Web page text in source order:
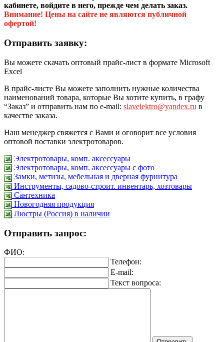
кабинете, войдите в него, прежде чем делать заказ.
Внимание! Цены на сайте не являются публичной
офертой!
Отправить заявку:
Вы можете скачать оптовый прайс-лист в формате Microsoft
Excel
В прайс-листе Вы можете заполнить нужные количества
наименований товара, которые Вы хотите купить, в графу
“Заказ” и отправить нам по e-mail: slavelektro@yandex.ru в
качестве заказа.
Наш менеджер свяжется с Вами и оговорит все условия
оптовой поставки электротоваров.
Электротовары, комп. аксессуары
Электротовары, комп. аксессуары с фото
Замки, метизы, мебельная и дверная фурнитура
Инструменты, садово-строит. инвентарь, хозтовары
Сантехника
Новогодняя продукция
Люстры (Россия) в наличии
Отправить запрос:
ФИО:
Телефон:
E-mail:
Текст вопроса: